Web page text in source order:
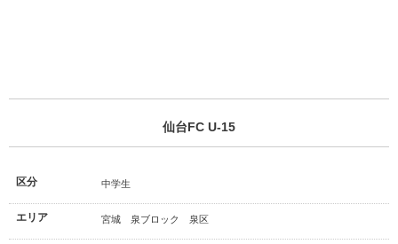
仙台FC U-15
区分 中学生
エリア 宮城 泉ブロック 泉区